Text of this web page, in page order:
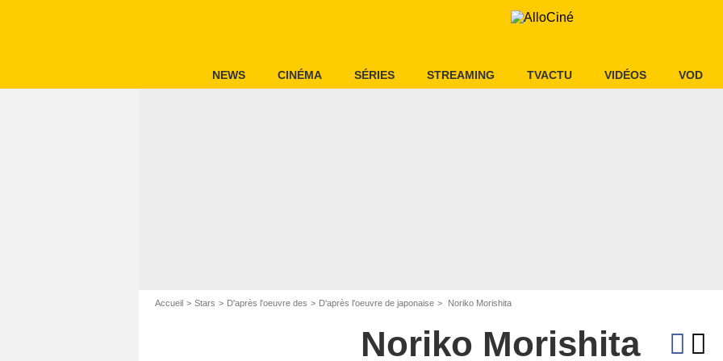
NEWS CINÉMA SÉRIES STREAMING TVACTU VIDÉOS VOD
Accueil Stars D'après l'oeuvre des D'après l'oeuvre de japonaise Noriko Morishita
Noriko Morishita